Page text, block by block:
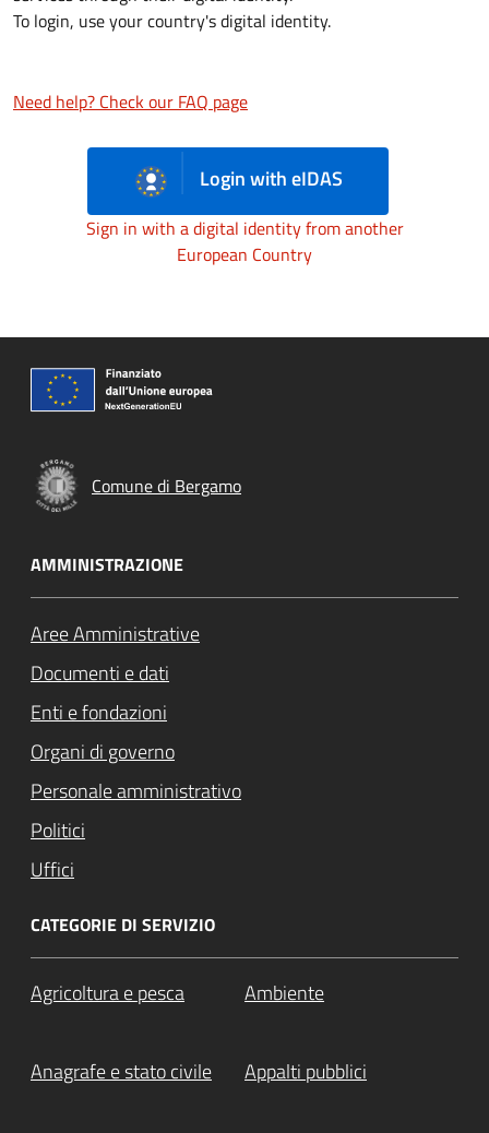
To login, use your country's digital identity.
Need help? Check our FAQ page
Login with eIDAS
Sign in with a digital identity from another
European Country
Comune di Bergamo
AMMINISTRAZIONE
Aree Amministrative
Documenti e dati
Enti e fondazioni
Organi di governo
Personale amministrativo
Politici
Uffici
CATEGORIE DI SERVIZIO
Agricoltura e pesca Ambiente
Anagrafe e stato civile Appalti pubblici